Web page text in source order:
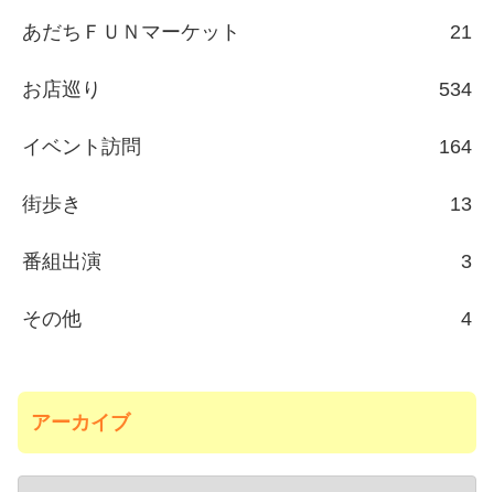
あだちＦＵＮマーケット 21
お店巡り 534
イベント訪問 164
街歩き 13
番組出演 3
その他 4
アーカイブ